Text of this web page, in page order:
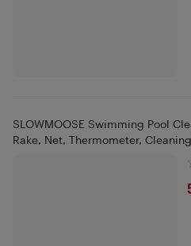
SLOWMOOSE Swimming Pool
Rake, Net, Thermometer,